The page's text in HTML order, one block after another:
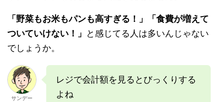
「野菜もお米もパンも高すぎる！」「食費が増えて
ついていけない！」
と感じてる人は多いんじゃない
でしょうか。
サンデー
レジで会計額を見るとびっくりする
よね